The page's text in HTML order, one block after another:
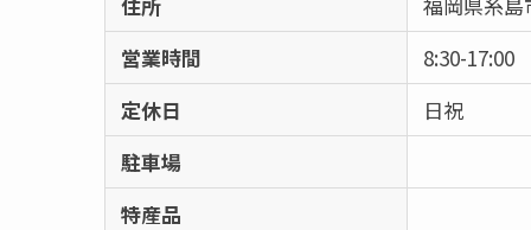
営業時間
8:30-17:00
定休日
日祝
駐車場
特産品